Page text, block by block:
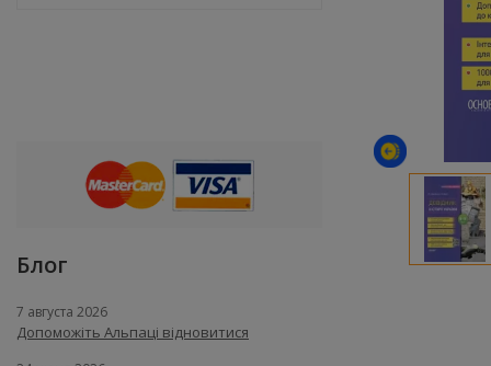
Блог
7 августа 2026
Допоможіть Альпаці відновитися